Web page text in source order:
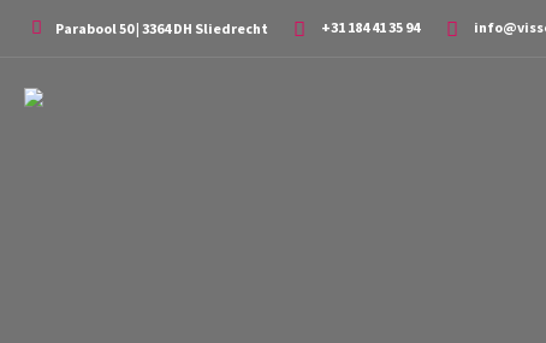
Parabool 50 | 3364 DH Sliedrecht +31 184 41 35 94